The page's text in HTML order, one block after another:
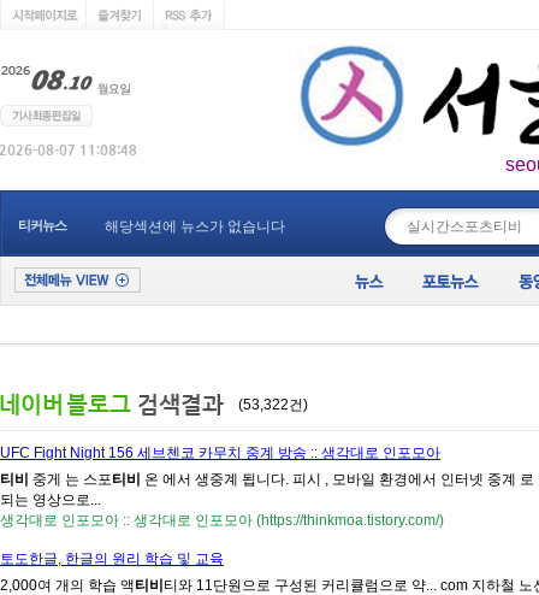
티커뉴스 해당섹션에 뉴스가 없습니다
(53,322건)
UFC Fight Night 156 세브첸코 카무치 중계 방송 :: 생각대로 인포모아
티비
중게 는 스포티비
온 에서 생중계 됩니다. 피시 , 모바일 환경에서 인터넷 중계
되는 영상으로...
생각대로 인포모아 :: 생각대로 인포모아 (https://thinkmoa.tistory.com/)
토도한글, 한글의 원리 학습 및 교육
2,000여 개의 학습 액티비 티와 11단원으로 구성된 커리큘럼으로 약... com 지하철